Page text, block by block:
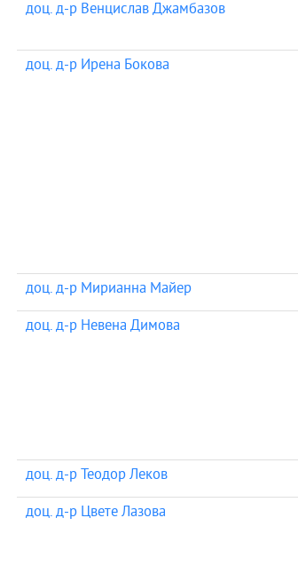
доц. д-р Венцислав Джамбазов
доц. д-р Ирена Бокова
доц. д-р Мирианна Майер
доц. д-р Невена Димова
доц. д-р Теодор Леков
доц. д-р Цвете Лазова